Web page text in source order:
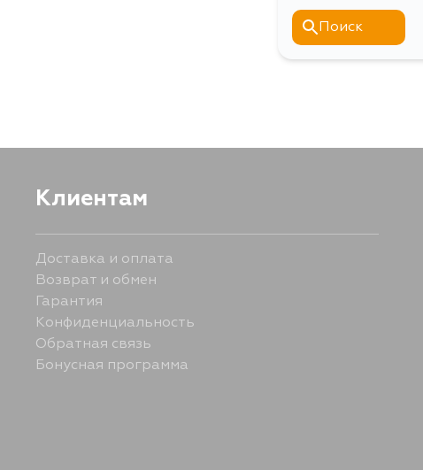
Поиск
Клиентам
Доставка и оплата
Возврат и обмен
Гарантия
Конфиденциальность
Обратная связь
Бонусная программа